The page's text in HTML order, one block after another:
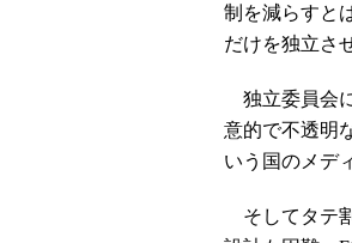
制を減らすと
だけを独立さ
独立委員会
意的で不透明
いう国のメデ
そしてタテ